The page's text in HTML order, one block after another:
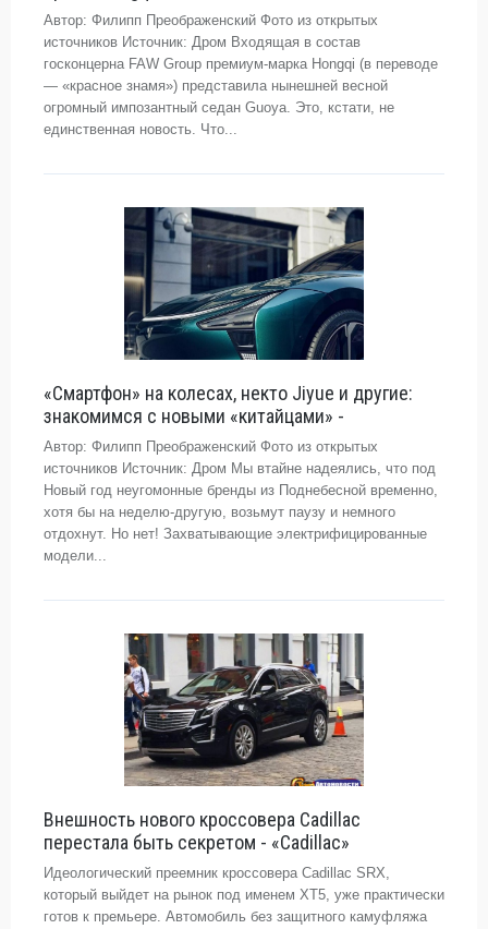
Автор: Филипп Преображенский Фото из открытых
источников Источник: Дром Входящая в состав
госконцерна FAW Group премиум-марка Hongqi (в переводе
— «красное знамя») представила нынешней весной
огромный импозантный седан Guoya. Это, кстати, не
единственная новость. Что...
«Смартфон» на колесах, некто Jiyue и другие:
знакомимся с новыми «китайцами» -
Автор: Филипп Преображенский Фото из открытых
источников Источник: Дром Мы втайне надеялись, что под
Новый год неугомонные бренды из Поднебесной временно,
хотя бы на неделю-другую, возьмут паузу и немного
отдохнут. Но нет! Захватывающие электрифицированные
модели...
Внешность нового кроссовера Cadillac
перестала быть секретом - «Cadillac»
Идеологический преемник кроссовера Cadillac SRX,
который выйдет на рынок под именем XT5, уже практически
готов к премьере. Автомобиль без защитного камуфляжа